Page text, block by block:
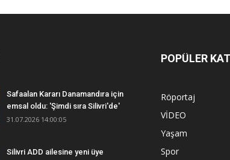
Safaalan Kararı Danamandıra için
emsal oldu: 'Şimdi sıra Silivri'de'
31.07.2026 14:00:05
Silivri ADD ailesine yeni üye
POPÜLER
Röportaj
VİDEO
Yaşam
Spor